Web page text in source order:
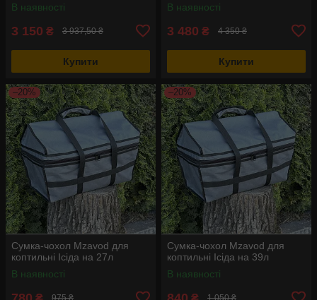
В наявності
3 150 ₴ 3 937,50 ₴
Купити
В наявності
3 480 ₴ 4 350 ₴
Купити
–20%
Сумка-чохол Mzavod для
коптильні Ісіда на 27л
В наявності
–20%
Сумка-чохол Mzavod для
коптильні Ісіда на 39л
В наявності